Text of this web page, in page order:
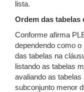
lista.
Ordem das tabelas
Conforme afirma
dependendo como
das tabelas na
listando as tabelas
avaliando as
subconjunto menor